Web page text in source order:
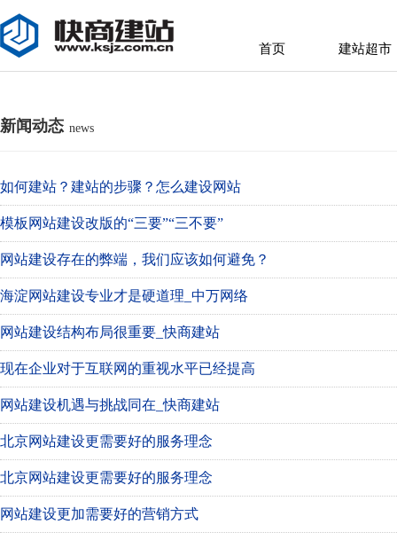
建站超市
建站超市
首页
首页
新闻动态 news
如何建站？建站的步骤？怎么建设网站
模板网站建设改版的“三要”“三不要”
网站建设存在的弊端，我们应该如何避免？
海淀网站建设专业才是硬道理_中万网络
网站建设结构布局很重要_快商建站
现在企业对于互联网的重视水平已经提高
网站建设机遇与挑战同在_快商建站
北京网站建设更需要好的服务理念
北京网站建设更需要好的服务理念
网站建设更加需要好的营销方式